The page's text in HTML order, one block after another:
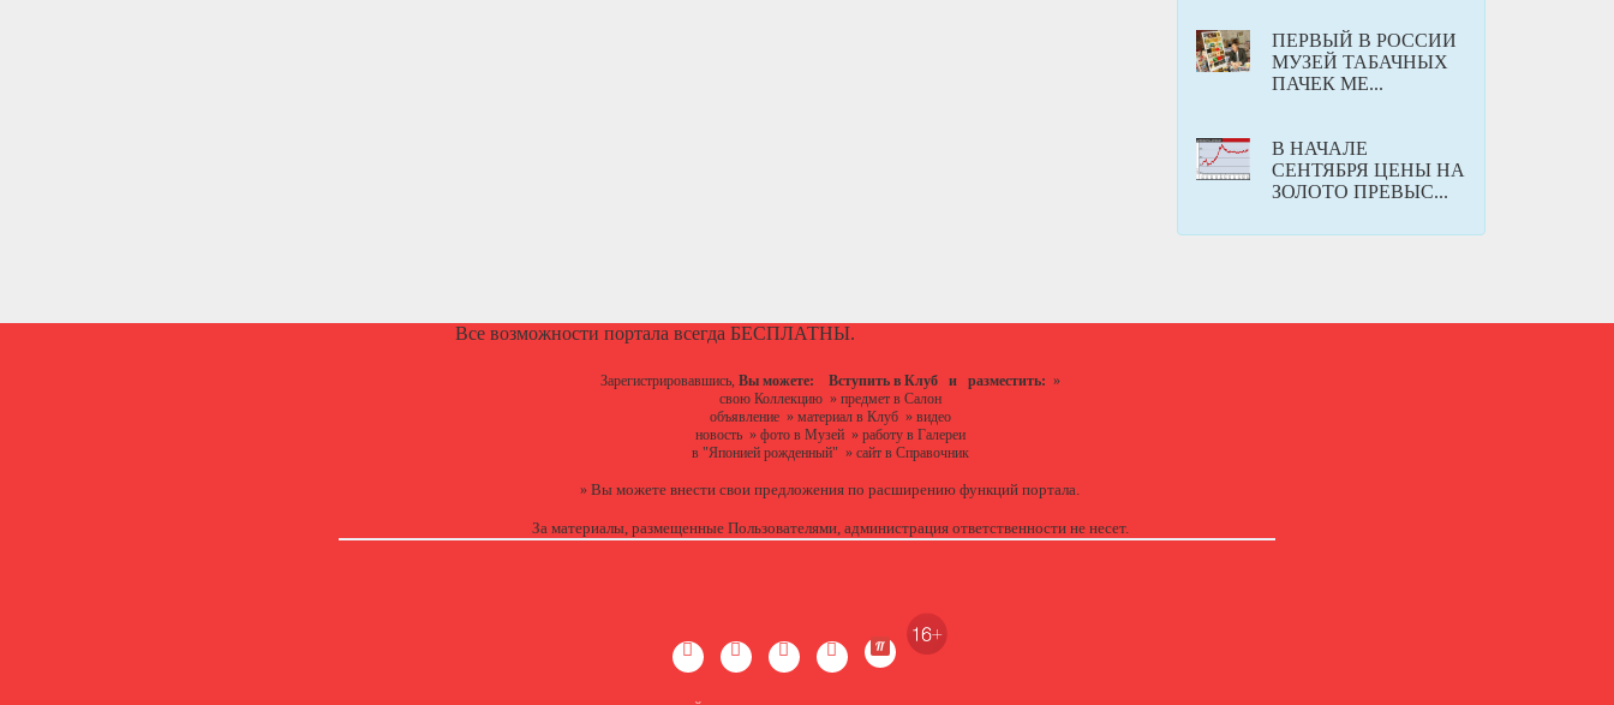
ПЕРВЫЙ В РОССИИ
МУЗЕЙ ТАБАЧНЫХ
ПАЧЕК МЕ...
В НАЧАЛЕ
СЕНТЯБРЯ ЦЕНЫ НА
ЗОЛОТО ПРЕВЫС...
Все возможности портала всегда БЕСПЛАТНЫ.
Зарегистрировавшись, Вы можете: Вступить в Клуб и разместить: »
свою Коллекцию» предмет в Салон
объявление» материал в Клуб» видео
новость» фото в Музей» работу в Галереи
в "Японией рожденный" » сайт в Справочник
» Вы можете внести свои предложения по расширению функций портала.
За материалы, размещенные Пользователями, администрация ответственности не несет.